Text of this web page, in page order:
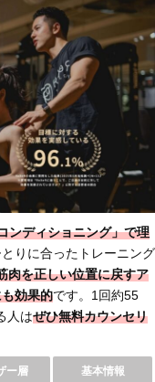
ンディショニング」で理
りに合ったトレーニング
肉を正しい位置に戻すア
効果的です。1回約55
人はぜひ無料カウンセリ
ー層 基本情報